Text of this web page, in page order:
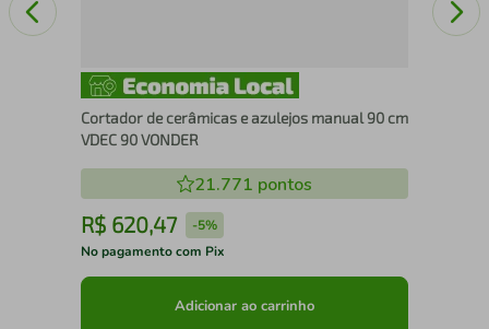
Cortador de cerâmicas e azulejos manual 90 cm
VDEC 90 VONDER
21.771 pontos
R$ 620,47 -5%
No pagamento com Pix
Adicionar ao carrinho